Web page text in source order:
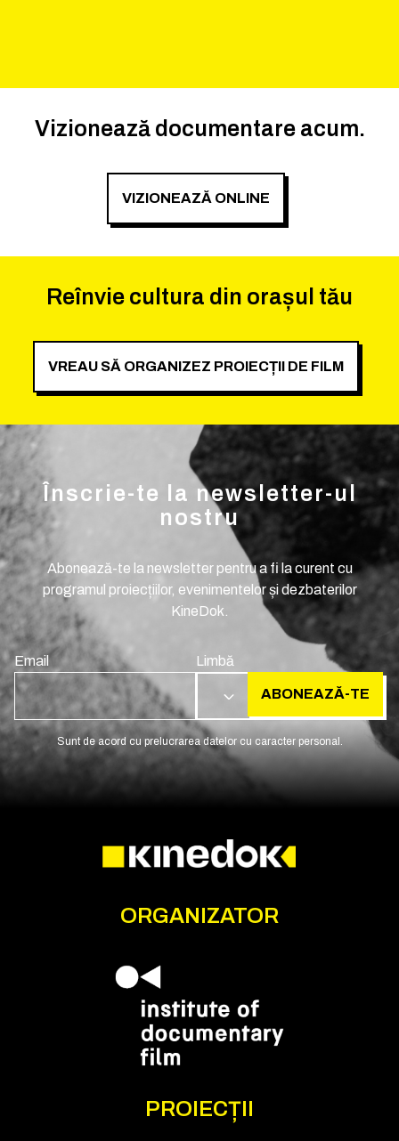
Vizionează documentare acum.
VIZIONEAZĂ ONLINE
Reînvie cultura din orașul tău
VREAU SĂ ORGANIZEZ PROIECȚII DE FILM
Înscrie-te la newsletter-ul
nostru
Abonează-te la newsletter pentru a fi la curent cu
programul proiecțiilor, evenimentelor și dezbaterilor
KineDok.
Email Limbă
RO ABONEAZĂ-TE
Sunt de acord cu prelucrarea datelor cu caracter personal.
ORGANIZATOR
PROIECȚII